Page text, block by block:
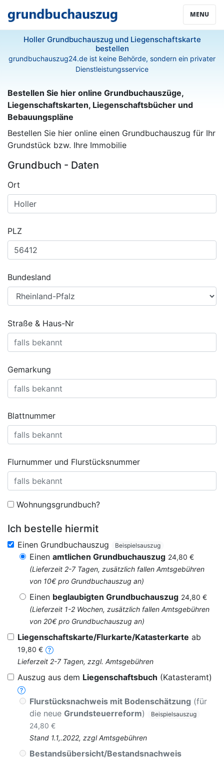
MENU
Holler Grundbuchauszug und Liegenschaftskarte
bestellen
grundbuchauszug24.de ist keine Behörde, sondern ein privater
Dienstleistungsservice
Bestellen Sie hier online Grundbuchauszüge,
Liegenschaftskarten, Liegenschaftsbücher und
Bebauungspläne
Bestellen Sie hier online einen Grundbuchauszug für Ihr
Grundstück bzw. Ihre Immobilie
Grundbuch - Daten
Ort
PLZ
Bundesland
Straße & Haus-Nr
Gemarkung
Blattnummer
Flurnummer und Flurstücksnummer
Wohnungsgrundbuch?
Ich bestelle hiermit
Einen Grundbuchauszug Beispielsauszug
Einen amtlichen Grundbuchauszug 24,80 €
(Lieferzeit 2-7 Tagen, zusätzlich fallen Amtsgebühren
von 10€ pro Grundbuchauszug an)
Einen beglaubigten Grundbuchauszug 24,80 €
(Lieferzeit 1-2 Wochen, zusätzlich fallen Amtsgebühren
von 20€ pro Grundbuchauszug an)
Liegenschaftskarte/Flurkarte/Katasterkarte ab
19,80 €
Lieferzeit 2-7 Tagen, zzgl. Amtsgebühren
Auszug aus dem Liegenschaftsbuch (Katasteramt)
Flurstücksnachweis mit Bodenschätzung (für
die neue Grundsteuerreform) Beispielsauszug
24,80 €
Stand 1.1,.2022, zzgl Amtsgebühren
Bestandsübersicht/Bestandsnachweis